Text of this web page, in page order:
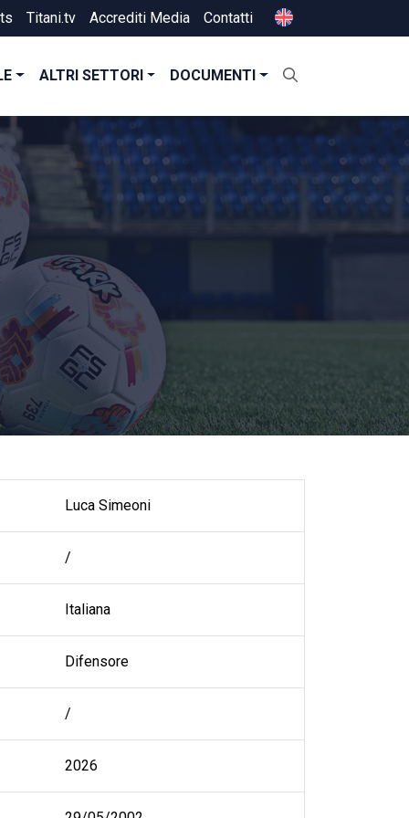
Titani.tv Accrediti Media Contatti
ALTRI SETTORI DOCUMENTI
Luca Simeoni
/
Italiana
Difensore
/
2026